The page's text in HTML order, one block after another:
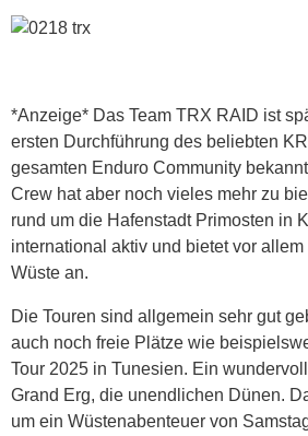
*Anzeige* Das Team TRX RAID ist
ersten Durchführung des beliebten
gesamten Enduro Community
Crew hat aber noch vieles mehr zu
rund um die Hafenstadt Primosten in
international aktiv und bietet vor
Wüste an.
Die Touren sind allgemein sehr gut
auch noch freie Plätze wie
Tour 2025 in Tunesien. Ein
Grand Erg, die unendlichen Dünen.
um ein Wüstenabenteuer von